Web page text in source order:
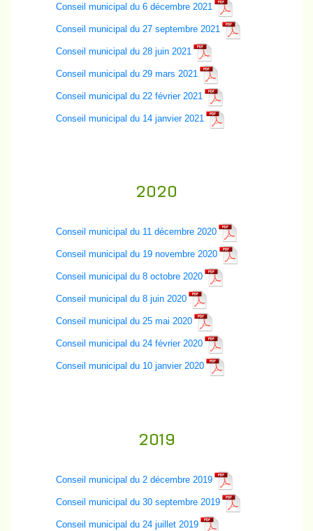
Conseil municipal du 6 décembre 2021
Conseil municipal du 27 septembre 2021
Conseil municipal du 28 juin 2021
Conseil municipal du 29 mars 2021
Conseil municipal du 22 février 2021
Conseil municipal du 14 janvier 2021
2020
Conseil municipal du 11 décembre 2020
Conseil municipal du 19 novembre 2020
Conseil municipal du 8 octobre 2020
Conseil municipal du 8 juin 2020
Conseil municipal du 25 mai 2020
Conseil municipal du 24 février 2020
Conseil municipal du 10 janvier 2020
2019
Conseil municipal du 2 décembre 2019
Conseil municipal du 30 septembre 2019
Conseil municipal du 24 juillet 2019